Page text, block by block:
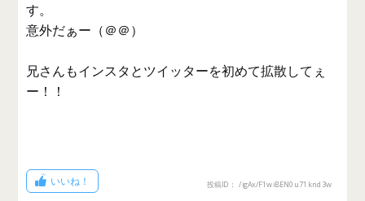
す。
意外だぁー（＠＠）
兄さんもインスタとツイッターを初めて拡散してぇ
ー！！
いいね！ 投稿ID： /igAx/F1wiBEN0u71knd3w